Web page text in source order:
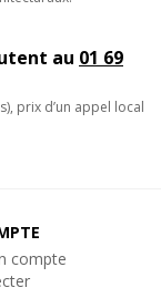
pour le levage.
que les
la facilité
la
au 01 69
prix d’un appel local
compte